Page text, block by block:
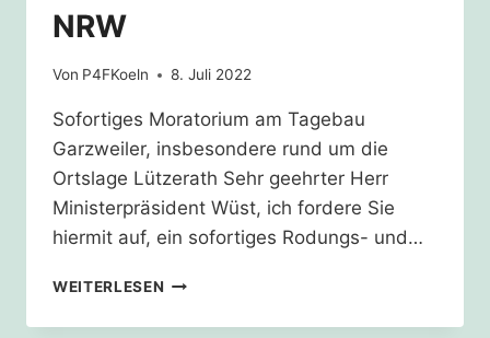
NRW
Von P4FKoeln 8. Juli 2022
Sofortiges Moratorium am Tagebau
Garzweiler, insbesondere rund um die
Ortslage Lützerath Sehr geehrter Herr
Ministerpräsident Wüst, ich fordere Sie
hiermit auf, ein sofortiges Rodungs- und…
WEITERLESEN BUNDESTAG
LÜTZERATH